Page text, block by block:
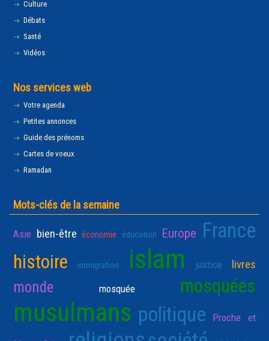
Culture
Débats
Santé
Vidéos
Nos services web
Votre agenda
Petites annonces
Guide des prénoms
Cartes de voeux
Ramadan
Mots-clés de la semaine
Asie bien-être économie éducation Europe France
histoire immigration islam justice livres
monde mosquée mosquées
musulmans politique Proche et